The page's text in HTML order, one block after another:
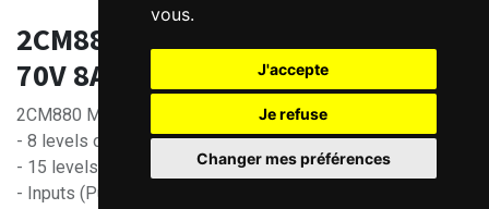
vous.
J'accepte
Je refuse
Changer mes préférences
2CM880 Digital stepper driver -
70V 8A Kinco
2CM880 Microstep Driver - 70V 8A
- 8 levels of current adjustment from 2.4~8A
- 15 levels of resolution from 200~25,600 steps
- Inputs (Pulses/Dir or CW/CCW) 5~24V optocoupled with